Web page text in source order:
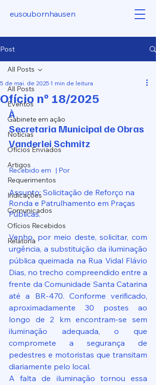
eusoubornhausen
Post
All Posts
Eventos
Gabinete em ação
Notícias
Ofícios Enviados
Artigos
Requerimentos
Indicações
Comunicados
Ofícios Recebidos
Relatoria
All Posts
Ofício nº 18/2025
5 de mai. de 2025 1 min de leitura
À
Secretaria Municipal de Obras
Vanderlei Schmitz
Recebido em   | Por
Assunto: Solicitação de Reforço na
Ronda e Patrulhamento em Praças
Públicas.
Venho, por meio deste, solicitar, com
urgência, a substituição da iluminação
pública queimada na Rua Vidal Flávio
Dias, no trecho compreendido entre a
frente da Comunidade Santa Catarina
até a BR-470. Conforme verificado,
aproximadamente 30 postes ao
longo de 2 km encontram-se sem
iluminação adequada, o que
compromete a segurança de
pedestres e motoristas que transitam
diariamente pelo local.
A falta de iluminação tornou essa